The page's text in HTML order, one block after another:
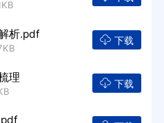
析.pdf 下载
理 下载